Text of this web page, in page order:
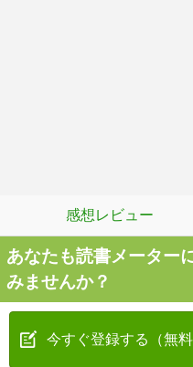
感想レビュー
あなたも読書メーター
みませんか？
今すぐ登録する（無料